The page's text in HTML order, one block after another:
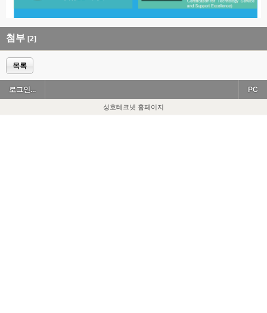
첨부 [2]
목록
로그인... PC
성호테크넷 홈페이지